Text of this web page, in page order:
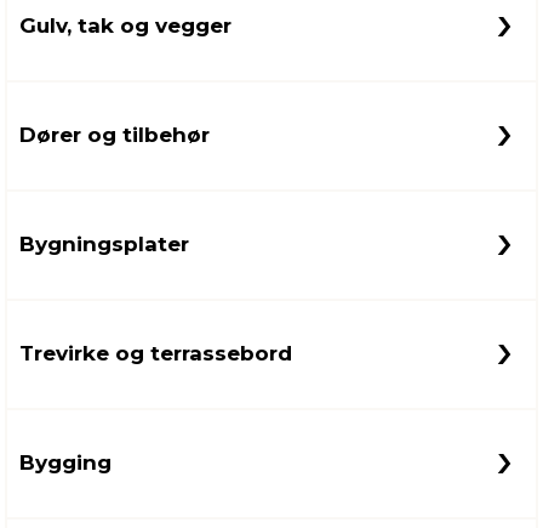
& stillas
& ugress
& stativer
data & TV
sko
Gulv, tak og vegger
Dører og tilbehør
Bygningsplater
Trevirke og terrassebord
Bygging